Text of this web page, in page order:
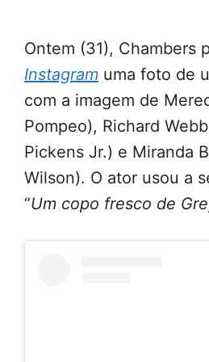
Ontem (31), Chambers
Instagram uma foto de
com a imagem de
Pompeo), Richard
Pickens Jr.) e Miranda
Wilson). O ator usou a
“Um copo fresco de